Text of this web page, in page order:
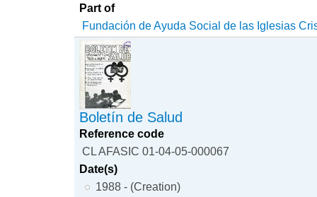
Part of
Fundación de Ayuda Social de las Iglesias
Boletín de Salud
Reference code
CL AFASIC 01-04-05-000067
Date(s)
1988 - (Creation)